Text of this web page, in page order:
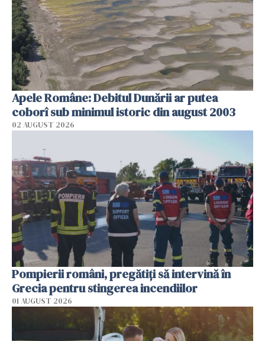
Apele Române: Debitul Dunării ar putea
coborî sub minimul istoric din august 2003
02 AUGUST 2026
Pompierii români, pregătiţi să intervină în
Grecia pentru stingerea incendiilor
01 AUGUST 2026